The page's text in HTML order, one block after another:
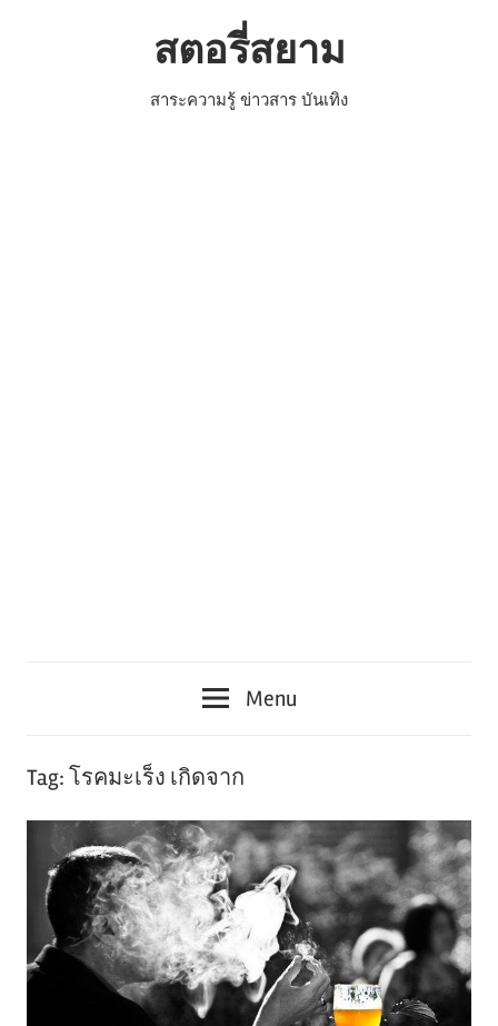
สตอรี่สยาม
สาระความรู้ ข่าวสาร บันเทิง
Menu
Tag: โรคมะเร็ง เกิดจาก